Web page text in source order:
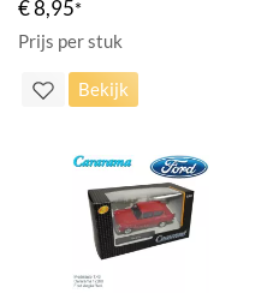
€ 8,95*
Prijs per stuk
Bekijk